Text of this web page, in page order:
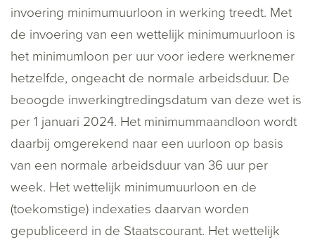
invoering minimumuurloon in werking treedt. Met
de invoering van een wettelijk minimumuurloon is
het minimumloon per uur voor iedere werknemer
hetzelfde, ongeacht de normale arbeidsduur. De
beoogde inwerkingtredingsdatum van deze wet is
per 1 januari 2024. Het minimummaandloon wordt
daarbij omgerekend naar een uurloon op basis
van een normale arbeidsduur van 36 uur per
week. Het wettelijk minimumuurloon en de
(toekomstige) indexaties daarvan worden
gepubliceerd in de Staatscourant. Het wettelijk